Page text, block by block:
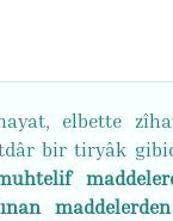
elbette
bir tiryâk